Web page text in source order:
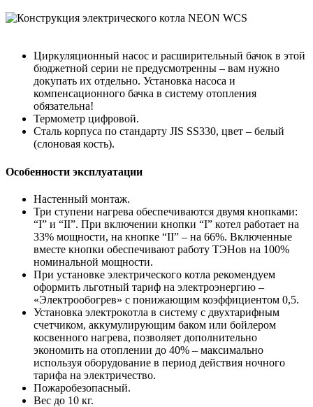
Циркуляционный насос и расширительный бачок в этой
бюджетной серии не предусмотренны – вам нужно
докупать их отдельно. Установка насоса и
компенсационного бачка в систему отопления
обязательна!
Термометр цифровой.
Cталь корпуса по стандарту JIS SS330, цвет – белый
(слоновая кость).
Особенности эксплуатации
Настенный монтаж.
Три ступени нагрева обеспечиваются двумя кнопками:
“І” и “ІІ”. При включении кнопки “І” котел работает на
33% мощности, на кнопке “ІІ” – на 66%. Включенные
вместе кнопки обеспечивают работу ТЭНов на 100%
номинальной мощности.
При установке электрического котла рекомендуем
оформить льготный тариф на электроэнергию –
«Электрообогрев» с понижающим коэффициентом 0,5.
Установка электрокотла в систему с двухтарифным
счетчиком, аккумулирующим баком или бойлером
косвенного нагрева, позволяет дополнительно
экономить на отоплении до 40% – максимально
используя оборудование в период действия ночного
тарифа на электричество.
Пожаробезопасный.
Вес до 10 кг.